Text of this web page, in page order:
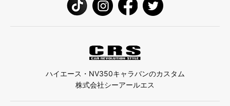
ハイエース・NV350キャラバンのカスタム
株式会社シーアールエス